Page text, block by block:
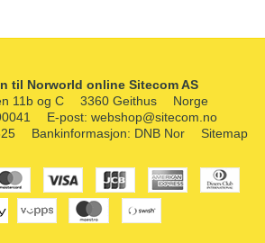
til Norworld online Sitecom AS
11b og C
3360 Geithus
Norge
E-post: webshop@sitecom.no
Bankinformasjon: DNB Nor Sitemap